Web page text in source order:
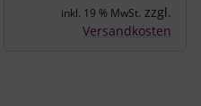
inkl. 19 % MwSt. zzgl.
Versandkosten